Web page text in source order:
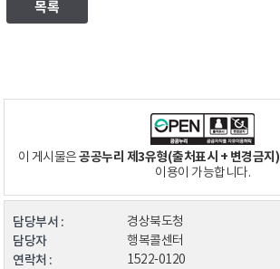
목록
이 게시물은공공누리 제3유형(출처표시 + 변경금지)
이용이 가능합니다.
담당부서 : 경상북도청
담당자 행복콜센터
연락처 : 1522-0120